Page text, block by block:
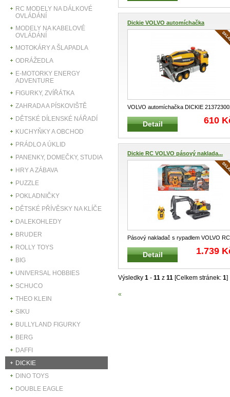
RC MODELY NA DÁLKOVÉ
OVLÁDÁNÍ
MODELY NA KABELOVÉ
OVLÁDÁNÍ
MOTOKÁRY A ŠLAPADLA
ODRÁŽEDLA
E-MOTORKY ENERGY
ADVENTURE
FIGURKY, ZVÍŘÁTKA
ZAHRADA A PÍSKOVIŠTĚ
DĚTSKÉ DÍLENSKÉ NÁŘADÍ
KUCHYŇKY A OBCHOD
PRÁDLO A ÚKLID
PANENKY, DOMEČKY, STUDIA
HRY A ZÁBAVA
PUZZLE
POKLADNIČKY
DĚTSKÉ PŘÍVĚSKY NA KLÍČE
DALEKOHLEDY
BRUDER
ROLLY TOYS
BIG
UNIVERSAL HOBBIES
SCHUCO
THEO KLEIN
SIKU
BULLYLAND FIGURKY
BERG
DAFFI
DICKIE
DINO TOYS
DOUBLE EAGLE
Dickie VOLVO automíchačka
VOLVO automíchačka DICKIE
Model automíchačky s logem VO
Detail 610
Dickie RC VOLVO pásový naklada...
Pásový nakladač s rypadlem VOLVO RC
Na dálkové ovládání RADIO CONTROL
24... Detail 1.739
Výsledky 1 - 11 z 11 [Celkem stránek: 1]
«